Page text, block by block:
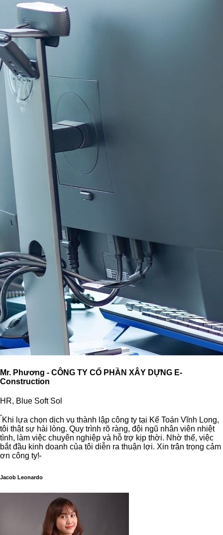
Mr. Phương - CÔNG TY CỔ PHẦN XÂY DỰNG E-
Construction
HR, Blue Soft Sol
“Khi lựa chọn dịch vụ thành lập công ty tại Kế Toán Vĩnh Long,
tôi thật sự hài lòng. Quy trình rõ ràng, đội ngũ nhân viên nhiệt
tình, làm việc chuyên nghiệp và hỗ trợ kịp thời. Nhờ thế, việc
bắt đầu kinh doanh của tôi diễn ra thuận lợi. Xin trân trọng cảm
ơn công ty!“
Jacob Leonardo